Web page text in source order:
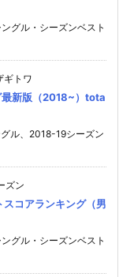
グル・シーズンベスト
ギトワ
最新版（2018~）tota
ル、2018-19シーズン
ズン
コアランキング（男
グル・シーズンベスト